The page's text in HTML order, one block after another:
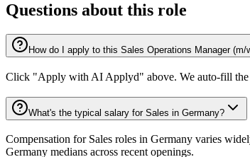
Questions about this role
How do I apply to this Sales Operations Manager
Click "Apply with AI Applyd" above. We auto-fill the
What's the typical salary for Sales in Germany?
Compensation for Sales roles in Germany varies
Germany medians across recent openings.